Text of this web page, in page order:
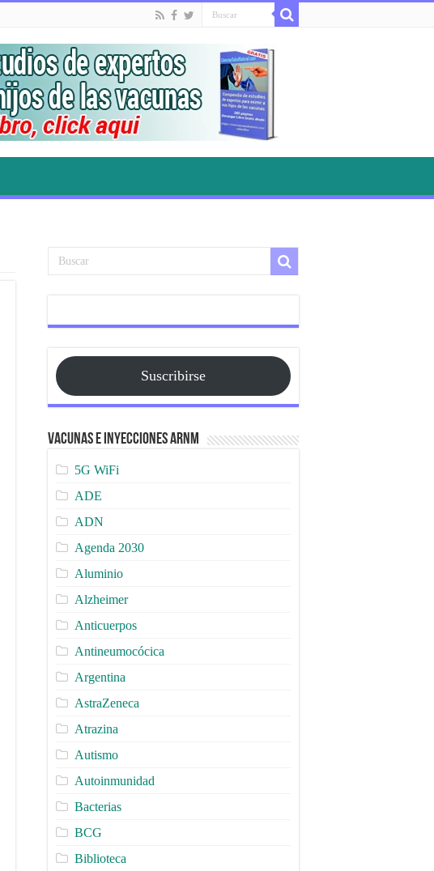
Suscribirse
Vacunas e Inyecciones ARNm
5G WiFi
ADE
ADN
Agenda 2030
Aluminio
Alzheimer
Anticuerpos
Antineumocócica
Argentina
AstraZeneca
Atrazina
Autismo
Autoinmunidad
Bacterias
BCG
Biblioteca